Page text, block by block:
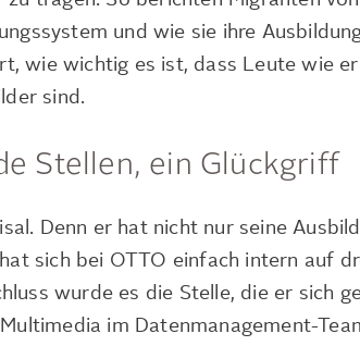
und wie sie ihre
wie wichtig es ist, dass Leute wie
sind.
Stellen, ein Glückgriff
Denn er hat nicht nur seine
sich bei OTTO einfach intern auf
wurde es die Stelle, die er sich
im Datenmanagement-